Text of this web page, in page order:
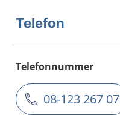
Telefon
Telefonnummer
08-123 267 07